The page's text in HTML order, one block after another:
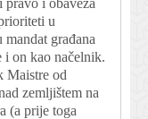
u
građana
i on kao načelnik.
Maistre od
zemljištem na
(a prije toga